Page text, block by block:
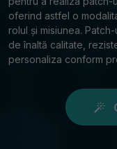
oferind astfel o
rolul și misiunea.
de înaltă calitate,
personaliza conform